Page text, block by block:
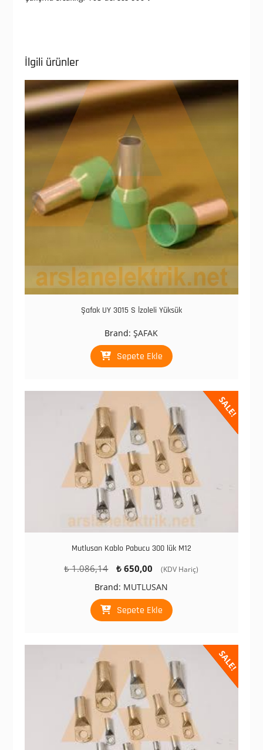
İlgili ürünler
Şafak UY 3015 S İzoleli Yüksük
Brand:ŞAFAK
Sepete Ekle
SALE!
Mutlusan Kablo Pabucu 300 lük M12
₺1.086,14
Orijinal
fiyat:
₺ 1.086,14.
₺ 650,00
Şu
fiyat:
₺ 650,00.
(KDV Hariç)
Brand: MUTLUSAN
Sepete Ekle
SALE!